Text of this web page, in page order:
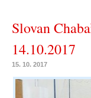
Slovan
14.10.2017
15. 10. 2017